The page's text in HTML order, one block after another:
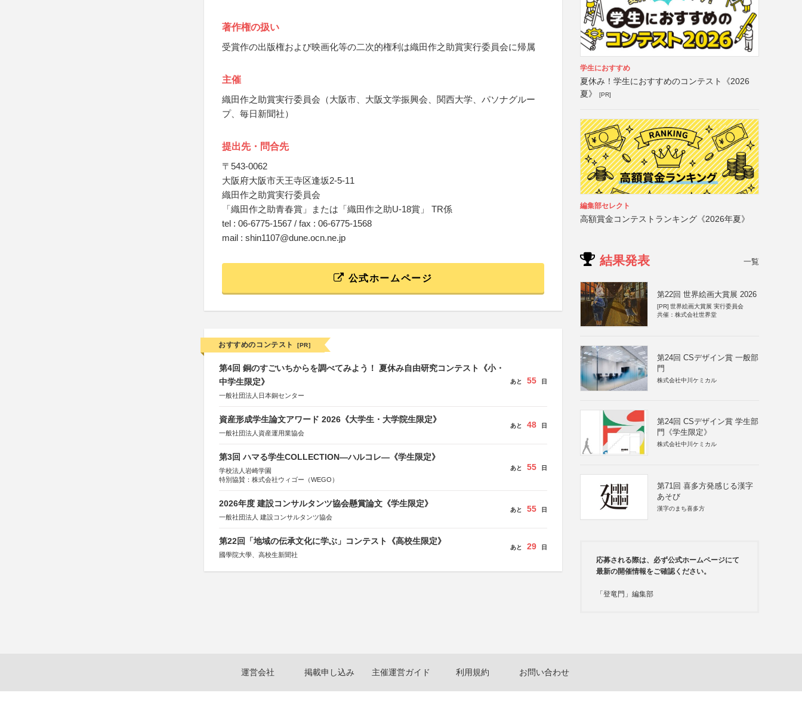
著作権の扱い
受賞作の出版権および映画化等の二次的権利は織田作之助賞実行委員会に帰属
主催
織田作之助賞実行委員会（大阪市、大阪文学振興会、関西大学、パソナグルー
プ、毎日新聞社）
提出先・問合先
〒543-0062
大阪府大阪市天王寺区逢坂2-5-11
織田作之助賞実行委員会
「織田作之助青春賞」または「織田作之助U-18賞」 TR係
tel : 06-6775-1567 / fax : 06-6775-1568
mail : shin1107@dune.ocn.ne.jp
公式ホームページ
おすすめのコンテスト [PR]
第4回 銅のすごいちからを調べてみよう！ 夏休み自由研究コンテスト《小・
中学生限定》
一般社団法人日本銅センター
あと 55 日
資産形成学生論文アワード 2026《大学生・大学院生限定》
一般社団法人資産運用業協会
あと 48 日
第3回 ハマる学生COLLECTION―ハルコレ―《学生限定》
学校法人岩崎学園
特別協賛：株式会社ウィゴー（WEGO）
あと 55 日
2026年度 建設コンサルタンツ協会懸賞論文《学生限定》
一般社団法人 建設コンサルタンツ協会
あと 55 日
第22回「地域の伝承文化に学ぶ」コンテスト《高校生限定》
國學院大學、高校生新聞社
あと 29 日
学生におすすめ
夏休み！学生におすすめのコンテスト《2026
夏》
[PR]
編集部セレクト
高額賞金コンテストランキング《2026年夏》
結果発表 一覧
第22回 世界絵画大賞展 2026
[PR] 世界絵画大賞展 実行委員会
共催：株式会社世界堂
第24回 CSデザイン賞 一般部
門
株式会社中川ケミカル
第24回 CSデザイン賞 学生部
門《学生限定》
株式会社中川ケミカル
第71回 喜多方発感じる漢字
あそび
漢字のまち喜多方
応募される際は、必ず公式ホームページにて
最新の開催情報をご確認ください。
「登竜門」編集部
運営会社 掲載申し込み 主催運営ガイド 利用規約 お問い合わせ